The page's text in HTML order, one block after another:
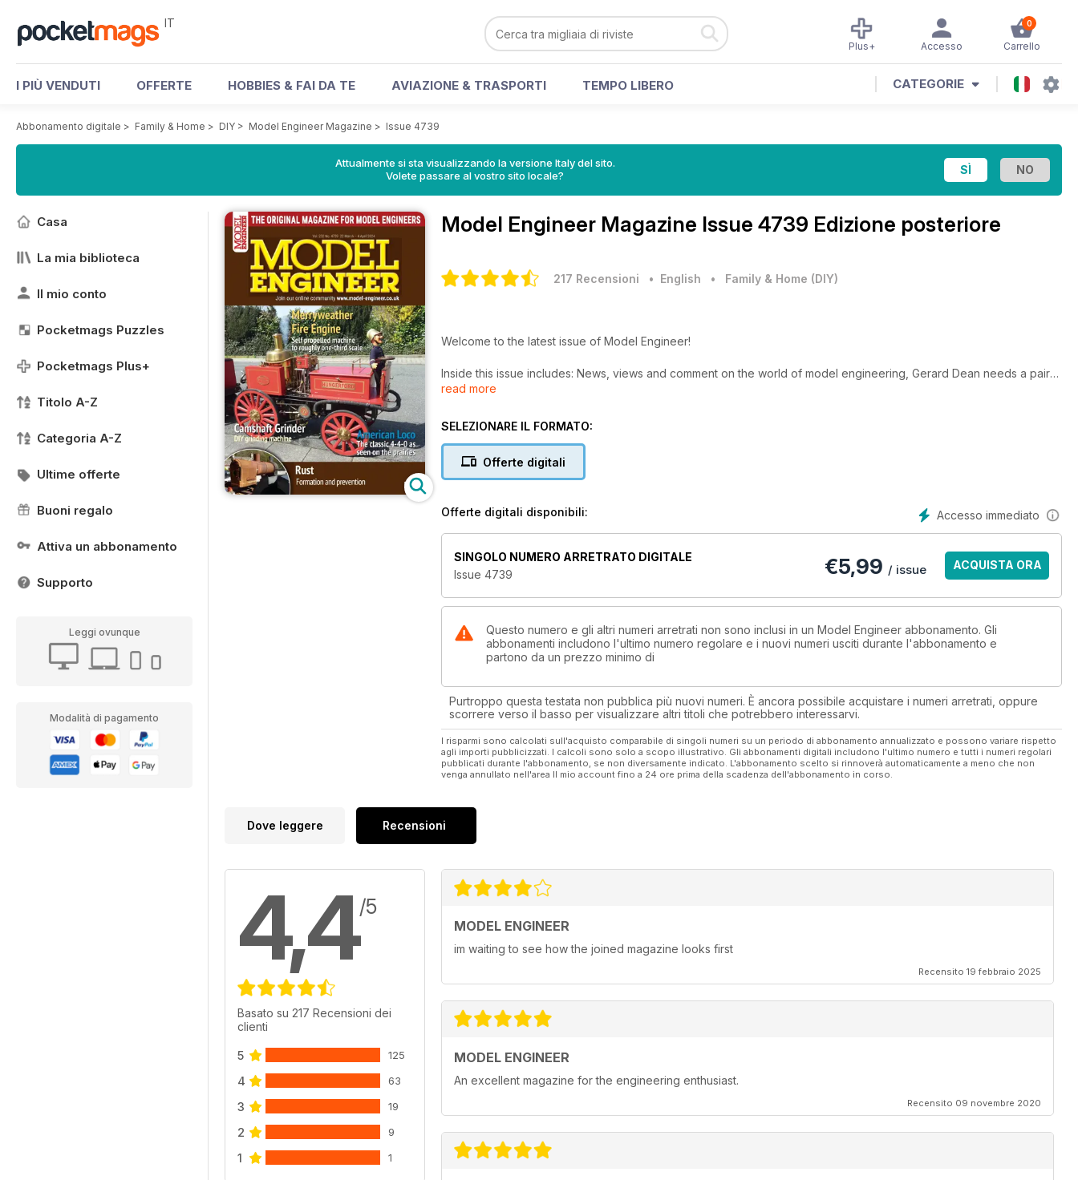
IT 0
Carrello
Accesso
Plus+
I PIÙ VENDUTI OFFERTE HOBBIES & FAI DA TE AVIAZIONE & TRASPORTI TEMPO LIBERO CATEGORIE
Abbonamento digitale > Family & Home > DIY > Model Engineer Magazine > Issue 4739
Attualmente si sta visualizzando la versione Italy del sito.
Volete passare al vostro sito locale?
Casa
La mia biblioteca
Il mio conto
Pocketmags Puzzles
Pocketmags Plus+
Titolo A-Z
Categoria A-Z
Ultime offerte
Buoni regalo
Attiva un abbonamento
Supporto
Leggi ovunque
Modalità di pagamento
Model Engineer Magazine Issue 4739 Edizione posteriore
217 Recensioni • English • Family & Home (DIY)
Welcome to the latest issue of Model Engineer!
Inside this issue includes: News, views and comment on the world of model engineering, Gerard Dean needs a pair
of camshafts for a V12 motorcycle engine so decides to grind them himself, Roger Backhouse discovers an ancient
read more
SELEZIONARE IL FORMATO:
Offerte digitali
Accesso immediato
Offerte digitali disponibili:
SINGOLO NUMERO ARRETRATO DIGITALE
Issue 4739
€5,99 / issue ACQUISTA ORA
Questo numero e gli altri numeri arretrati non sono inclusi in un Model Engineer abbonamento. Gli
abbonamenti includono l'ultimo numero regolare e i nuovi numeri usciti durante l'abbonamento e
partono da un prezzo minimo di
Purtroppo questa testata non pubblica più nuovi numeri. È ancora possibile acquistare i numeri arretrati, oppure
scorrere verso il basso per visualizzare altri titoli che potrebbero interessarvi.
I risparmi sono calcolati sull'acquisto comparabile di singoli numeri su un periodo di abbonamento annualizzato e possono variare rispetto
agli importi pubblicizzati. I calcoli sono solo a scopo illustrativo. Gli abbonamenti digitali includono l'ultimo numero e tutti i numeri regolari
pubblicati durante l'abbonamento, se non diversamente indicato. L'abbonamento scelto si rinnoverà automaticamente a meno che non
venga annullato nell'area Il mio account fino a 24 ore prima della scadenza dell'abbonamento in corso.
Dove leggere Recensioni
4,4/5
Basato su 217 Recensioni dei
clienti
5 125
4 63
3 19
2 9
1 1
MODEL ENGINEER
im waiting to see how the joined magazine looks first
Recensito 19 febbraio 2025
MODEL ENGINEER
An excellent magazine for the engineering enthusiast.
Recensito 09 novembre 2020